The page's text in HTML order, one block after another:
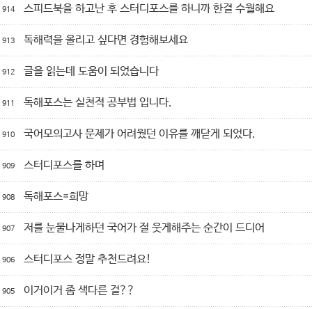
914 스피드북을 하고난 후 스터디포스를 하니까 한결 수월해요
913 독해력을 올리고 싶다면 경험해보세요
912 글을 읽는데 도움이 되었습니다
911 독해포스는 실천적 공부법 입니다.
910 국어모의고사 문제가 어려웠던 이유를 깨닫게 되었다.
909 스터디포스를 하며
908 독해포스=희망
907 저를 눈물나게하던 국어가 절 웃게해주는 순간이 드디어
906 스터디포스 정말 추천드려요!
905 이거이거 좀 색다른 걸??